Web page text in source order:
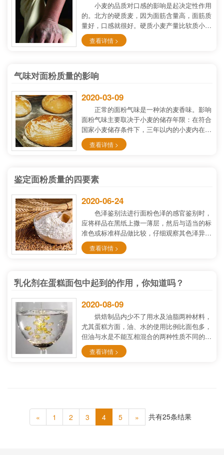
小麦的品质对口感的影响是起决定性作用
的。北方的硬质麦，因为面筋含量高，面筋质
量好，口感就很好。硬质小麦产量比软质小麦
产量略低，许多农民为了追求高产，即使在鲁
西北地区仍然有相当一部分农民喜欢种植软质
查看详情 >
气味对面粉质量的影响
2020-03-09
正常的面粉气味是一种浓的麦香味。影响
面粉气味主要取决于小麦的储存年限：在符合
国家小麦储存条件下，三年以内的小麦内在品
质方面还是可以的，不过...
查看详情 >
鉴定面粉质量的四要素
2020-06-24
色泽鉴别法进行面粉色泽的感官鉴别时，
应将样品在黑纸上撒一薄层，然后与适当的标
准色或标准样品做比较，仔细观察其色泽异
同。
查看详情 >
乳化剂在蛋糕面包中起到的作用，你知道吗？
2020-08-09
烘焙制品内少不了用水及油脂两种材料，
尤其蛋糕方面，油、水的使用比例比面包多，
但油与水是不能互相混合的两种性质不同的东
西，将油、水放在试管内加盖用力震荡，则油
及水各成小粒均匀分布混合一起。但是静置数
查看详情 >
« 1 2 3 4 5 » 共有25条结果